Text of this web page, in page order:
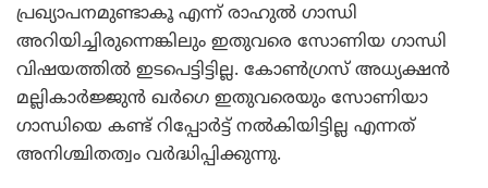
പ്രഖ്യാപനമുണ്ടാകൂ എന്ന് രാഹുൽ ഗാന്ധി
അറിയിച്ചിരുന്നെങ്കിലും ഇതുവരെ സോണിയ ഗാന്ധി
വിഷയത്തിൽ ഇടപെട്ടിട്ടില്ല. കോൺഗ്രസ് അധ്യക്ഷൻ
മല്ലികാർജ്ജുൻ ഖർഗെ ഇതുവരെയും സോണിയാ
ഗാന്ധിയെ കണ്ട് റിപ്പോർട്ട് നൽകിയിട്ടില്ല എന്നത്
അനിശ്ചിതത്വം വർദ്ധിപ്പിക്കുന്നു.